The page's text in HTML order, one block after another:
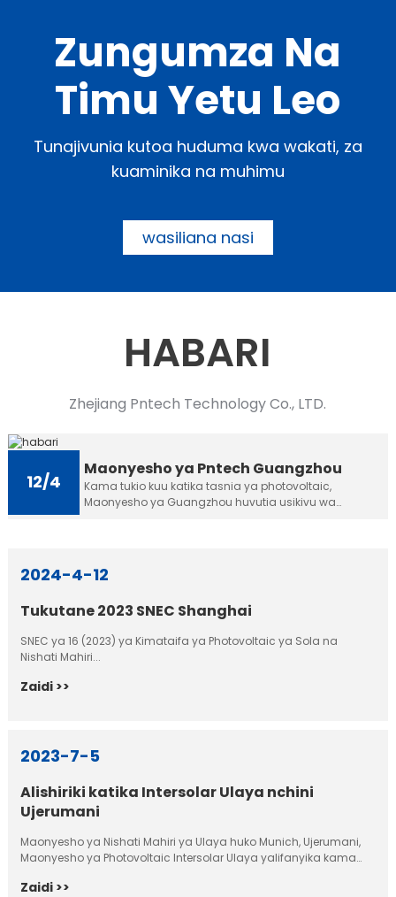
Zungumza Na
Timu Yetu Leo
Tunajivunia kutoa huduma kwa wakati, za
kuaminika na muhimu
wasiliana nasi
HABARI
Zhejiang Pntech Technology Co., LTD.
12/4
Maonyesho ya Pntech Guangzhou
Kama tukio kuu katika tasnia ya photovoltaic,
Maonyesho ya Guangzhou huvutia usikivu wa
2024-4-12
Tukutane 2023 SNEC Shanghai
SNEC ya 16 (2023) ya Kimataifa ya Photovoltaic ya Sola na
Nishati Mahiri...
Zaidi >>
2023-7-5
Alishiriki katika Intersolar Ulaya nchini
Ujerumani
Maonyesho ya Nishati Mahiri ya Ulaya huko Munich, Ujerumani,
Maonyesho ya Photovoltaic Intersolar Ulaya yalifanyika kama
Zaidi >>